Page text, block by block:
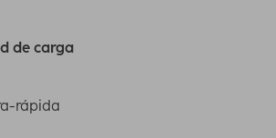
de carga
rápida